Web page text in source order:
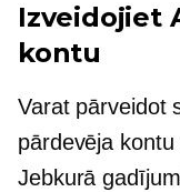
Izveidojiet
kontu
Varat pārveidot
pārdevēja
Jebkurā